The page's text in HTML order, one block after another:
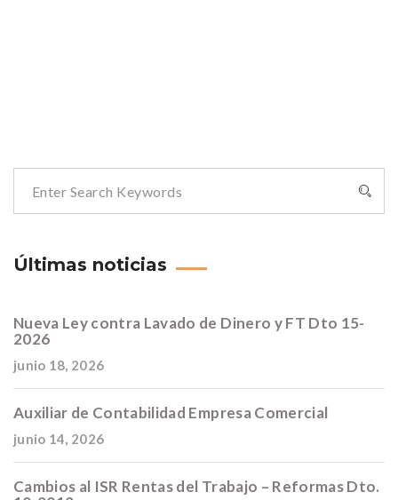
Últimas noticias
Nueva Ley contra Lavado de Dinero y FT Dto 15-
2026
junio 18, 2026
Auxiliar de Contabilidad Empresa Comercial
junio 14, 2026
Cambios al ISR Rentas del Trabajo – Reformas Dto.